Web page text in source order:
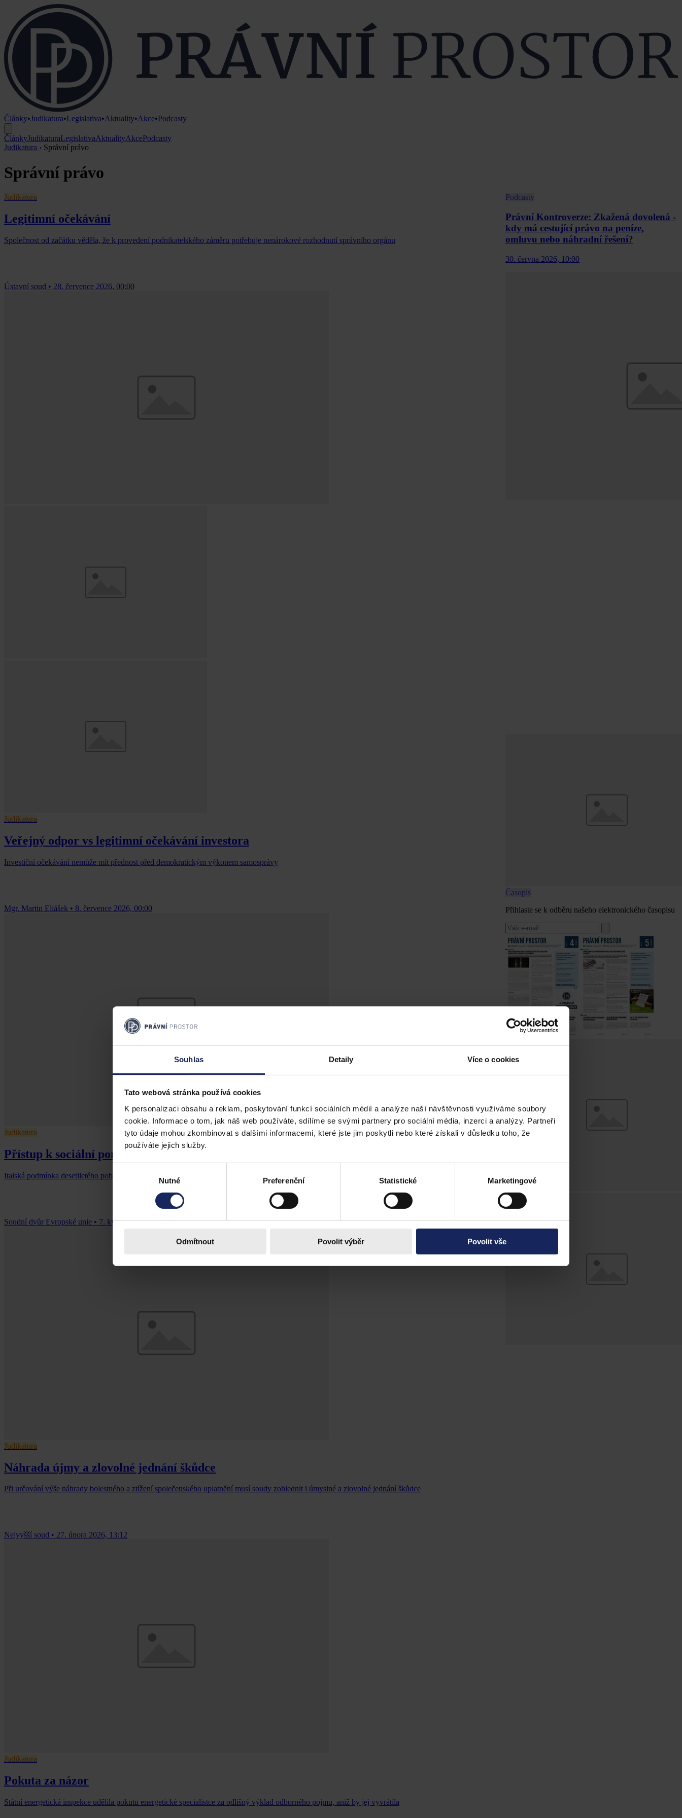
Souhlas Detaily Více o cookies
Tato webová stránka používá cookies
K personalizaci obsahu a reklam, poskytování funkcí sociálních médií a analýze naší návštěvnosti využíváme soubory
cookie. Informace o tom, jak náš web používáte, sdílíme se svými partnery pro sociální média, inzerci a analýzy. Partneři
tyto údaje mohou zkombinovat s dalšími informacemi, které jste jim poskytli nebo které získali v důsledku toho, že
používáte jejich služby.
Nutné Preferenční Statistické Marketingové
Odmítnout Povolit výběr Povolit vše
Články•Judikatura•Legislativa•Aktuality•Akce•Podcasty
ČlánkyJudikaturaLegislativaAktualityAkcePodcasty
Judikatura › Správní právo
Správní právo
Judikatura
Legitimní očekávání
Společnost od začátku věděla, že k provedení podnikatelského záměru potřebuje nenárokové rozhodnutí správního orgánu
Ústavní soud • 28. července 2026, 00:00
Judikatura
Veřejný odpor vs legitimní očekávání investora
Investiční očekávání nemůže mít přednost před demokratickým výkonem samosprávy
Mgr. Martin Eliášek • 8. července 2026, 00:00
Judikatura
Přístup k sociální pomoci osob požívajících mezinárodní ochrany
Italská podmínka desetiletého pobytu pro nárok na "občanský příjem" představuje nepřímou diskriminaci cizinců
Soudní dvůr Evropské unie • 7. května 2026, 00:00
Judikatura
Náhrada újmy a zlovolné jednání škůdce
Při určování výše náhrady bolestného a ztížení společenského uplatnění musí soudy zohlednit i úmyslné a zlovolné jednání škůdce
Nejvyšší soud • 27. února 2026, 13:12
Judikatura
Pokuta za názor
Státní energetická inspekce udělila pokutu energetické specialistce za odlišný výklad odborného pojmu, aniž by jej vyvrátila
Podcasty
Právní Kontroverze: Zkažená dovolená -
kdy má cestující právo na peníze,
omluvu nebo náhradní řešení?
30. června 2026, 10:00
Časopis
Přihlaste se k odběru našeho elektronického časopisu